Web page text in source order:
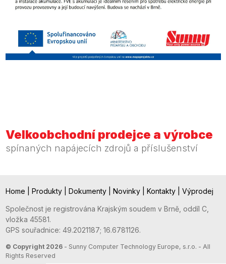
Velkoobchodní prodejce a výrobce
spínaných napájecích zdrojů a příslušenství
Home Produkty Dokumenty Novinky Kontakty Výprodej
Společnost je registrována Krajským soudem v Brně, oddíl C,
vložka 45581.
GPS souřadnice: 49.2021187; 16.6781126.
© Copyright 2026- Sunny Computer Technology Europe, s.r.o. - All
Rights Reserved